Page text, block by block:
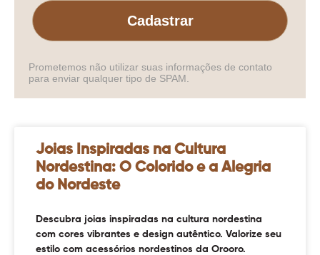
Cadastrar
Prometemos não utilizar suas informações de contato
para enviar qualquer tipo de SPAM.
Joias Inspiradas na Cultura
Nordestina: O Colorido e a Alegria
do Nordeste
Descubra joias inspiradas na cultura nordestina
com cores vibrantes e design autêntico. Valorize seu
estilo com acessórios nordestinos da Orooro.